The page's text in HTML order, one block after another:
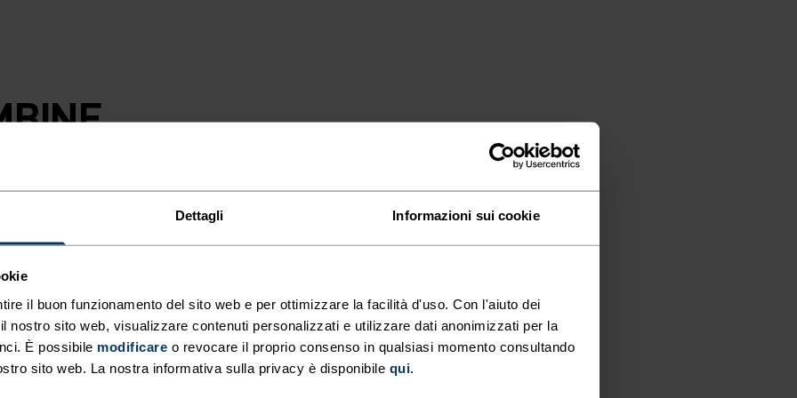
Dettagli Informazioni sui cookie
il buon funzionamento del sito web e per ottimizzare la facilità d'uso. Con l'aiuto dei
nostro sito web, visualizzare contenuti personalizzati e utilizzare dati anonimizzati per la
È possibile modificare o revocare il proprio consenso in qualsiasi momento consultando
sito web. La nostra informativa sulla privacy è disponibile qui.
questo
a
alla
è il capo ideale
Dotato di
bambini